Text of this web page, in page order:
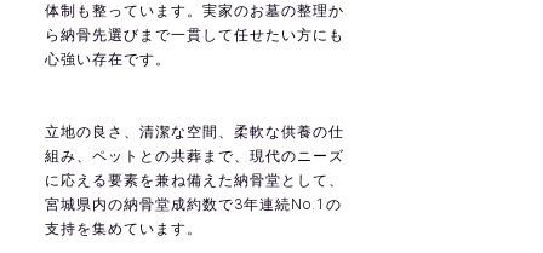
体制も整っています。実家のお墓の整理か
ら納骨先選びまで一貫して任せたい方にも
心強い存在です。
立地の良さ、清潔な空間、柔軟な供養の仕
組み、ペットとの共葬まで、現代のニーズ
に応える要素を兼ね備えた納骨堂として、
宮城県内の納骨堂成約数で3年連続No.1の
支持を集めています。